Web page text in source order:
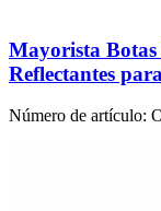
Mayorista
Reflectantes
Número de artículo: